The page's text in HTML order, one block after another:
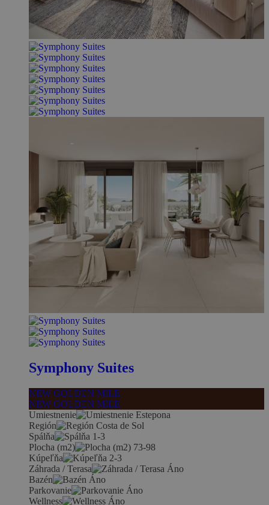
Symphony Suites
NEW GOLDEN MILE
NEW GOLDEN MILE
Umiestnenie
Estepona
Región
Costa de Sol
Spálňa
1-3
Plocha (m2)
73-98
Kúpeľňa
2-3
Záhrada / Terasa
Áno
Bazén
Áno
Parkovanie
Áno
Wellness
Áno